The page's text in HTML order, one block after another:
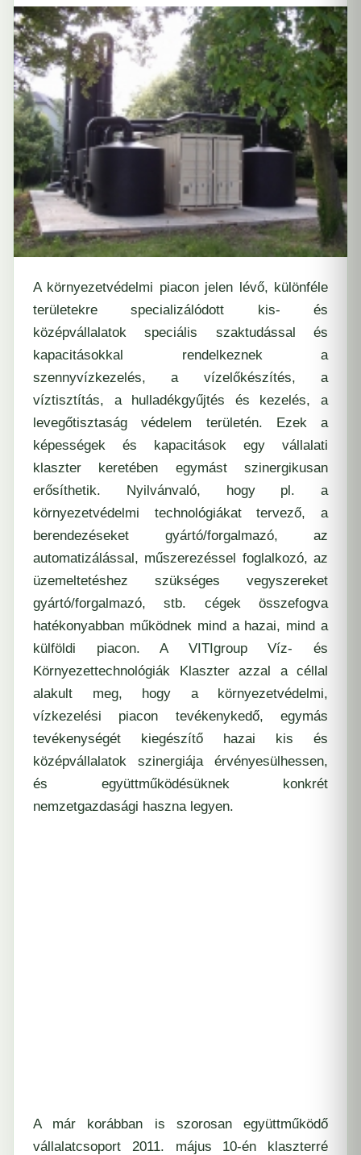
A környezetvédelmi piacon jelen lévő, különféle
területekre specializálódott kis- és
középvállalatok speciális szaktudással és
kapacitásokkal rendelkeznek a
szennyvízkezelés, a vízelőkészítés, a
víztisztítás, a hulladékgyűjtés és kezelés, a
levegőtisztaság védelem területén. Ezek a
képességek és kapacitások egy vállalati
klaszter keretében egymást szinergikusan
erősíthetik. Nyilvánvaló, hogy pl. a
környezetvédelmi technológiákat tervező, a
berendezéseket gyártó/forgalmazó, az
automatizálással, műszerezéssel foglalkozó, az
üzemeltetéshez szükséges vegyszereket
gyártó/forgalmazó, stb. cégek összefogva
hatékonyabban működnek mind a hazai, mind a
külföldi piacon.A VITIgroup Víz- és
Környezettechnológiák Klaszter azzal a céllal
alakult meg, hogy a környezetvédelmi,
vízkezelési piacon tevékenykedő, egymás
tevékenységét kiegészítő hazai kis és
középvállalatok szinergiája érvényesülhessen,
és együttműködésüknek konkrét
nemzetgazdasági haszna legyen.
A már korábban is szorosan együttműködő
vállalatcsoport 2011. május 10-én klaszterré